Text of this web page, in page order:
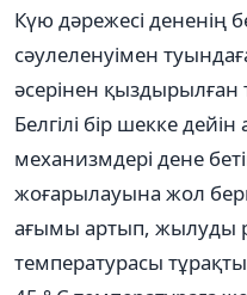
Күю дәрежесі дененің
сәулеленуімен
әсерінен
Белгілі бір шекке
механизмдері дене
жоғарылауына жол
ағымы артып, жылуды
температурасы